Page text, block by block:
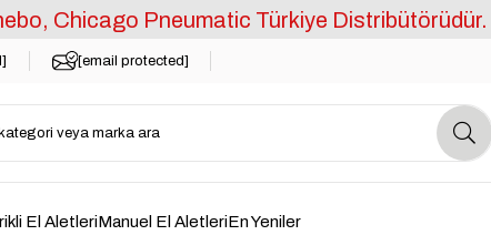
Chicago Pneumatic Türkiye Distribütörüdür.
[email protected]
El AletleriManuel El AletleriEn Yeniler